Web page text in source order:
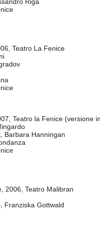
Teatro La Fenice
Teatro la Fenice (versione
Barbara Hanningan
2006, Teatro Malibran
Franziska Gottwald